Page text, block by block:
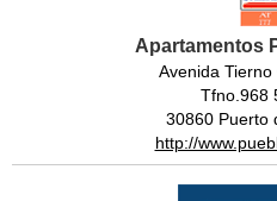
Apartamentos
Avenida Tierno
Tfno.968
30860 Puerto
http://